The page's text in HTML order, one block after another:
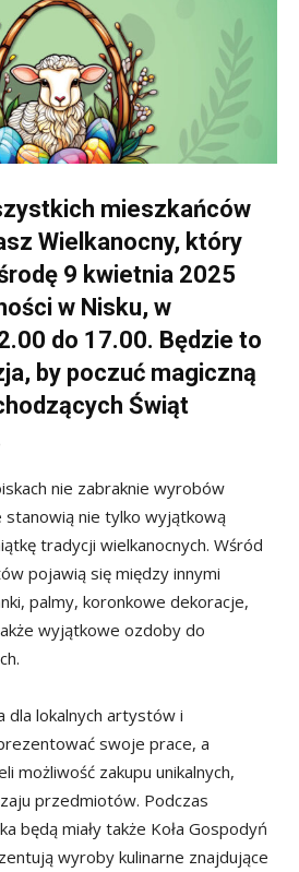
mieszkańców
Wielkanocny, który
9 kwietnia 2025
w Nisku, w
do 17.00. Będzie to
by poczuć magiczną
Świąt
nie zabraknie wyrobów
stanowią nie tylko wyjątkową
tradycji wielkanocnych. Wśród
pojawią się między innymi
palmy, koronkowe dekoracje,
wyjątkowe ozdoby do
dla lokalnych artystów i
swoje prace, a
możliwość zakupu unikalnych,
przedmiotów. Podczas
będą miały także Koła Gospodyń
wyroby kulinarne znajdujące